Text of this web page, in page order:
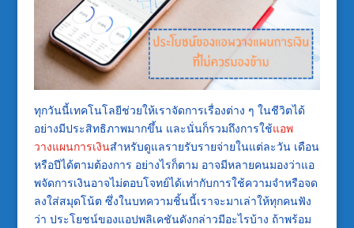
ทุกวันนี้เทคโนโลยีช่วยให้เราจัดการเรื่องต่าง ๆ ในชีวิตได้
อย่างมีประสิทธิภาพมากขึ้น และนั่นก็รวมถึงการใช้แอพ
วางแผนการเงินสำหรับดูแลรายรับรายจ่ายในแต่ละวัน เดือน
หรือปีได้ตามต้องการ อย่างไรก็ตาม อาจมีหลายคนมองว่าแอ
พจัดการเงินอาจไม่ตอบโจทย์ได้เท่ากับการใช้ความจำหรือจด
ลงใส่สมุดโน้ต ซึ่งในบทความชิ้นนี้เราจะมาเล่าให้ทุกคนฟัง
ว่า ประโยชน์ของแอปพลิเคชันดังกล่าวมีอะไรบ้าง ถ้าพร้อม